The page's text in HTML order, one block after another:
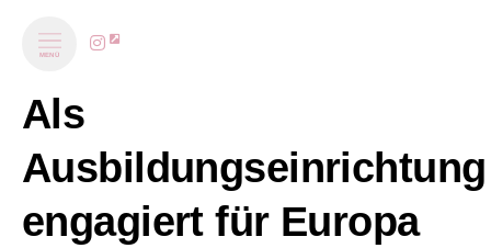
MENÜ
Als
Ausbildungseinrichtung
engagiert für Europa